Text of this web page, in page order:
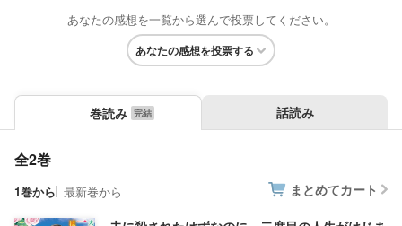
あなたの感想を一覧から選んで投票してください。
あなたの感想を投票する
巻読み 話読み
全2巻
1巻から 最新巻から まとめてカート